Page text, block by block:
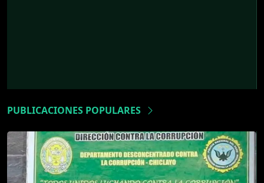
PUBLICACIONES POPULARES